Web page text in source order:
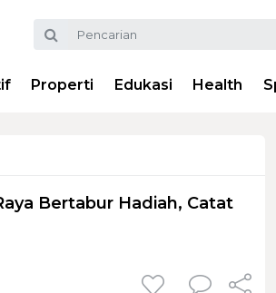
Properti Edukasi Health
Bertabur Hadiah, Catat